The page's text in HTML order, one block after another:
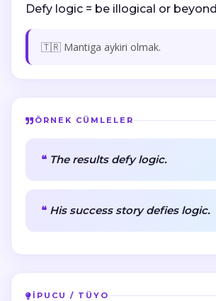
Defy logic = be illogical or
🇹🇷 Mantiga aykiri olmak.
ÖRNEK CÜMLELER
The results defy logic.
His success story defies logic.
İPUCU / TÜYO